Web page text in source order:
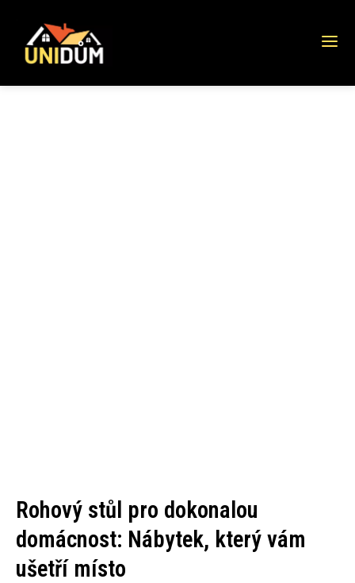
Rohový stůl pro dokonalou
domácnost: Nábytek, který vám
ušetří místo